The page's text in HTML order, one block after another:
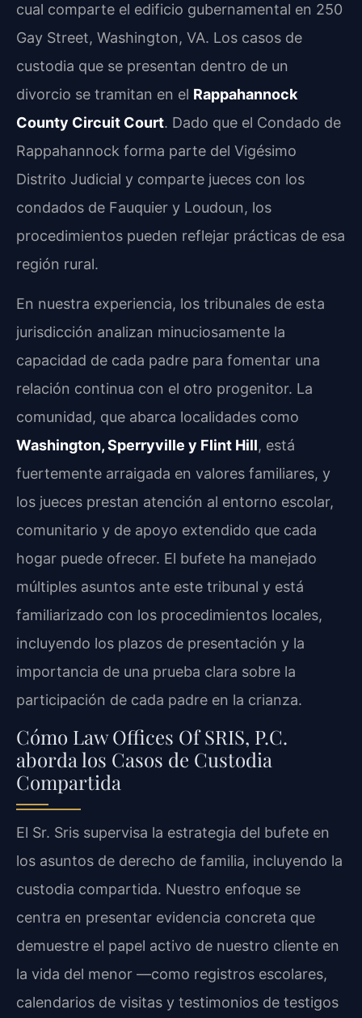
cual comparte el edificio gubernamental en 250
Gay Street, Washington, VA. Los casos de
custodia que se presentan dentro de un
divorcio se tramitan en el Rappahannock
County Circuit Court. Dado que el Condado de
Rappahannock forma parte del Vigésimo
Distrito Judicial y comparte jueces con los
condados de Fauquier y Loudoun, los
procedimientos pueden reflejar prácticas de esa
región rural.
En nuestra experiencia, los tribunales de esta
jurisdicción analizan minuciosamente la
capacidad de cada padre para fomentar una
relación continua con el otro progenitor. La
comunidad, que abarca localidades como
Washington, Sperryville y Flint Hill, está
fuertemente arraigada en valores familiares, y
los jueces prestan atención al entorno escolar,
comunitario y de apoyo extendido que cada
hogar puede ofrecer. El bufete ha manejado
múltiples asuntos ante este tribunal y está
familiarizado con los procedimientos locales,
incluyendo los plazos de presentación y la
importancia de una prueba clara sobre la
participación de cada padre en la crianza.
Cómo Law Offices Of SRIS, P.C.
aborda los Casos de Custodia
Compartida
El Sr. Sris supervisa la estrategia del bufete en
los asuntos de derecho de familia, incluyendo la
custodia compartida. Nuestro enfoque se
centra en presentar evidencia concreta que
demuestre el papel activo de nuestro cliente en
la vida del menor —como registros escolares,
calendarios de visitas y testimonios de testigos